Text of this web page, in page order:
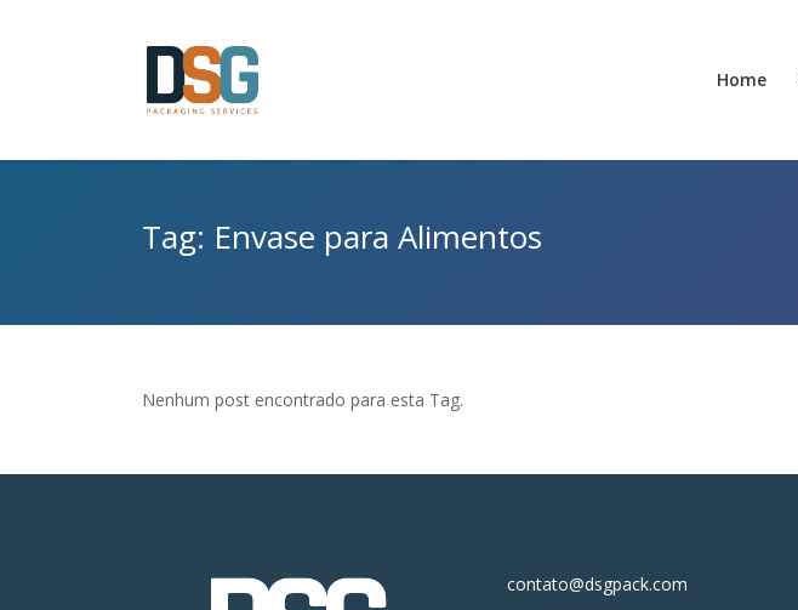
Home
Tag: Envase para Alimentos
Nenhum post encontrado para esta Tag.
contato@dsgpack.com